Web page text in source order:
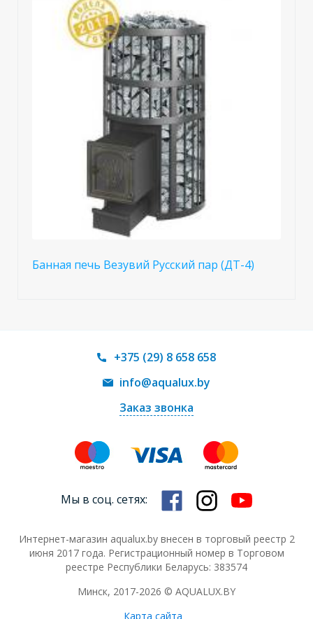
Банная печь Везувий Русский пар (ДТ-4)
+375 (29) 8 658 658
info@aqualux.by
Заказ звонка
Мы в соц. сетях:
Интернет-магазин aqualux.by внесен в торговый реестр 2
июня 2017 года. Регистрационный номер в Торговом
реестре Республики Беларусь: 383574
Минск, 2017-2026 © AQUALUX.BY
Карта сайта